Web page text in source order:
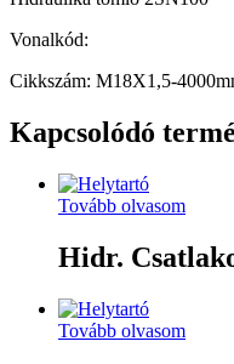
Vonalkód:
Cikkszám: M18X1,5-
Kapcsolódó
Tovább olvasom
Hidr.
Tovább olvasom